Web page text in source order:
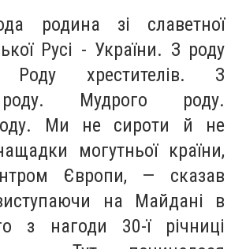
родина зі славетної
Русі - України. З роду
Роду хрестителів. З
Мудрого роду.
Ми не сироти й не
могутньої країни,
Європи, — сказав
на Майдані в
з нагоди 30-ї річниці